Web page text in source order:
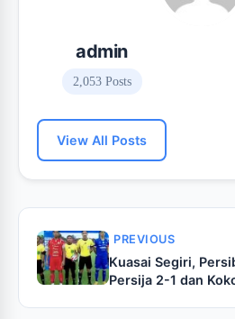
admin
2,053 Posts
View All Posts
PREVIOUS
Kuasai Segiri,
Persija 2-1 dan